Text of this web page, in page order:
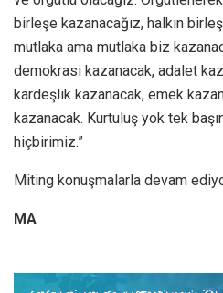
birleşe kazanacağız, halkın
mutlaka ama mutlaka biz
demokrasi kazanacak, adalet
kardeşlik kazanacak, emek
kazanacak. Kurtuluş yok tek
hiçbirimiz.”
Miting konuşmalarla devam
MA